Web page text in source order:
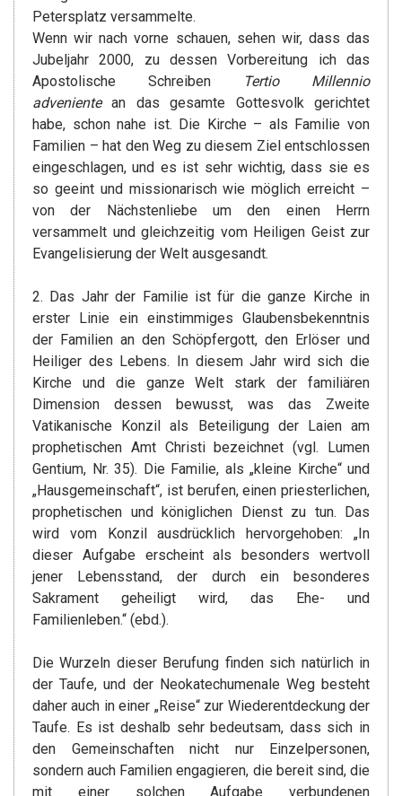
Petersplatz versammelte.
Wenn wir nach vorne schauen, sehen wir, dass das
Jubeljahr 2000, zu dessen Vorbereitung ich das
Apostolische Schreiben
Tertio Millennio
advenientean das gesamte Gottesvolk gerichtet
habe, schon nahe ist. Die Kirche – als Familie von
Familien – hat den Weg zu diesem Ziel entschlossen
eingeschlagen, und es ist sehr wichtig, dass sie es
so geeint und missionarisch wie möglich erreicht –
von der Nächstenliebe um den einen Herrn
versammelt und gleichzeitig vom Heiligen Geist zur
Evangelisierung der Welt ausgesandt.
2. Das Jahr der Familie ist für die ganze Kirche in
erster Linie ein einstimmiges Glaubensbekenntnis
der Familien an den Schöpfergott, den Erlöser und
Heiliger des Lebens. In diesem Jahr wird sich die
Kirche und die ganze Welt stark der familiären
Dimension dessen bewusst, was das Zweite
Vatikanische Konzil als Beteiligung der Laien am
prophetischen Amt Christi bezeichnet (vgl. Lumen
Gentium, Nr. 35). Die Familie, als „kleine Kirche“ und
„Hausgemeinschaft“, ist berufen, einen priesterlichen,
prophetischen und königlichen Dienst zu tun. Das
wird vom Konzil ausdrücklich hervorgehoben: „In
dieser Aufgabe erscheint als besonders wertvoll
jener Lebensstand, der durch ein besonderes
Sakrament geheiligt wird, das Ehe- und
Familienleben.“ (ebd.).
Die Wurzeln dieser Berufung finden sich natürlich in
der Taufe, und der Neokatechumenale Weg besteht
daher auch in einer „Reise“ zur Wiederentdeckung der
Taufe. Es ist deshalb sehr bedeutsam, dass sich in
den Gemeinschaften nicht nur Einzelpersonen,
sondern auch Familien engagieren, die bereit sind, die
mit einer solchen Aufgabe verbundenen